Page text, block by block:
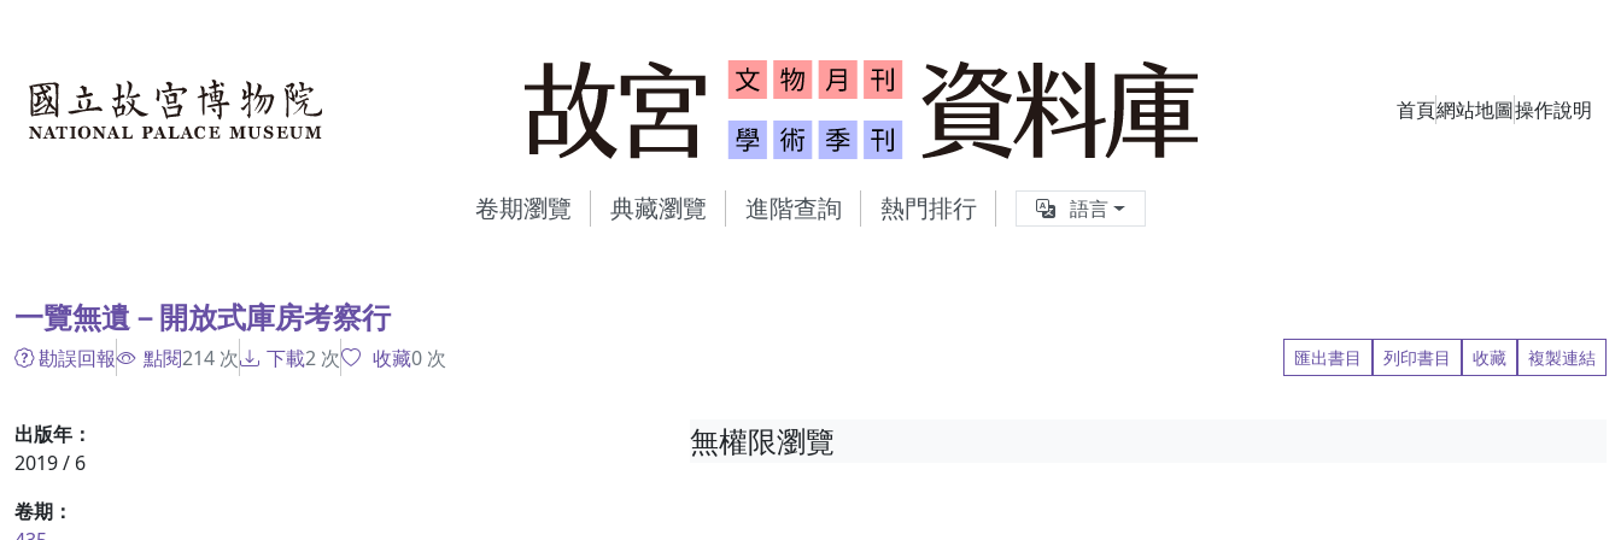
故宮文物月刊、故宮學術季刊資料庫
首頁網站地圖操作說明
卷期瀏覽 典藏瀏覽 進階查詢 熱門排行 語言
一覽無遺－開放式庫房考察行
勘誤回報 點閱214 次 下載2 次 收藏0 次 匯出書目 列印書目 收藏 複製連結
出版年：
2019 / 6
卷期：
無權限瀏覽